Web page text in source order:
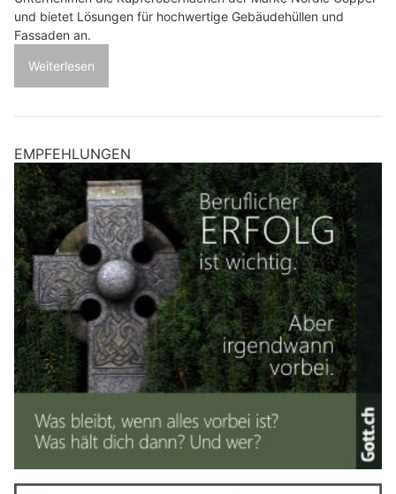
und bietet Lösungen für hochwertige Gebäudehüllen und
Fassaden an.
Weiterlesen
EMPFEHLUNGEN